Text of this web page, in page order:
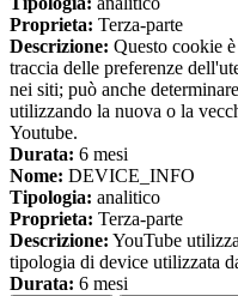
Proprieta: Terza-parte
Descrizione: Questo cookie
traccia delle preferenze
nei siti; può anche
utilizzando la nuova o la
Youtube.
Durata: 6 mesi
Nome: DEVICE_INFO
Tipologia: analitico
Proprieta: Terza-parte
Descrizione: YouTube
tipologia di device utilizzata
Durata: 6 mesi